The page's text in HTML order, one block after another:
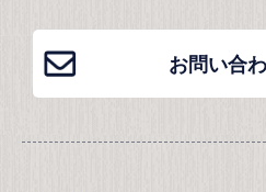
お問い合